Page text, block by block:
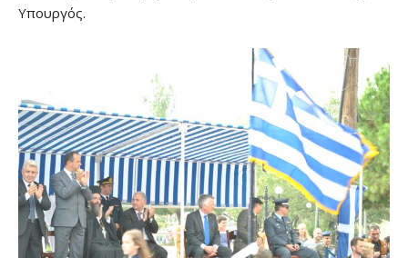
Υπουργός.